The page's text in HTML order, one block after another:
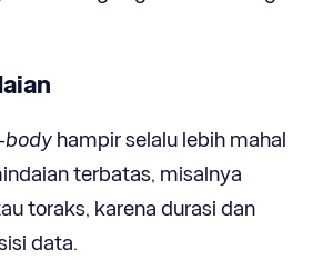
body hampir selalu lebih mahal
terbatas, misalnya
toraks, karena durasi dan
data.